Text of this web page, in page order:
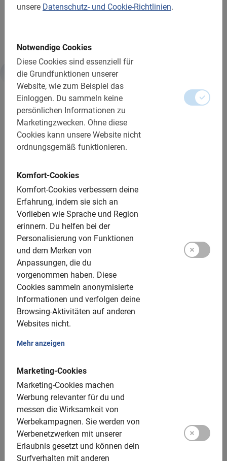
unsere Datenschutz- und Cookie-Richtlinien.
Notwendige Cookies
Diese Cookies sind essenziell für
die Grundfunktionen unserer
Website, wie zum Beispiel das
Einloggen. Du sammeln keine
persönlichen Informationen zu
Marketingzwecken. Ohne diese
Cookies kann unsere Website nicht
ordnungsgemäß funktionieren.
Komfort-Cookies
Komfort-Cookies verbessern deine
Erfahrung, indem sie sich an
Vorlieben wie Sprache und Region
erinnern. Du helfen bei der
Personalisierung von Funktionen
und dem Merken von
Anpassungen, die du
vorgenommen haben. Diese
Cookies sammeln anonymisierte
Informationen und verfolgen deine
Browsing-Aktivitäten auf anderen
Websites nicht.
Mehr anzeigen
Marketing-Cookies
Marketing-Cookies machen
Werbung relevanter für du und
messen die Wirksamkeit von
Werbekampagnen. Sie werden von
Werbenetzwerken mit unserer
Erlaubnis gesetzt und können dein
Surfverhalten mit anderen
Die Radtour durch Lucca ist der beste Start für deine
Informationen
Wichtig zu wissen:
Reservierung ist obligatorisch
Die Bezahlung erfolgt vor Ort (bar)
Bei Regen kannst du den Termin kostenlos
verschieben oder stornieren.
Entfernung: ca. 4,5 km
Zugänglich für alle Radfahrer
Inklusive:
Das Fahrrad benutzen
Der lizenzierte Guide
Ein Spitzenerlebnis!
Fotomomente
Zusätzliche Optionen:
Kinderfahrräder: 20, 24 und 26 Zoll
Kindersitze: vorne bis zu 15 kg, hinten bis zu 20 kg,
ohne Aufpreis
Tandems: nicht verfügbar